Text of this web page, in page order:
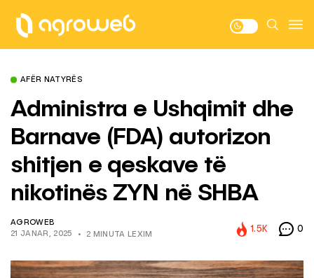
AFËR NATYRËS
Administra e Ushqimit dhe
Barnave (FDA) autorizon
shitjen e qeskave të
nikotinës ZYN në SHBA
AGROWEB
21 JANAR, 2025
2 MINUTA LEXIM
1.5K 0